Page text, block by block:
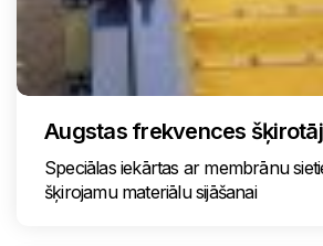
Augstas frekvences
Speciālas iekārtas ar membrānu
šķirojamu materiālu sijāšanai